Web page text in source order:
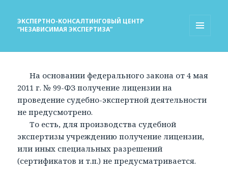
ЭКСПЕРТНО-КОНСАЛТИНГОВЫЙ ЦЕНТР
“НЕЗАВИСИМАЯ ЭКСПЕРТИЗА”
На основании федерального закона от 4 мая
2011 г. № 99-ФЗ получение лицензии на
проведение судебно-экспертной деятельности
не предусмотрено.
То есть, для производства судебной
экспертизы учреждению получение лицензии,
или иных специальных разрешений
(сертификатов и т.п.) не предусматривается.